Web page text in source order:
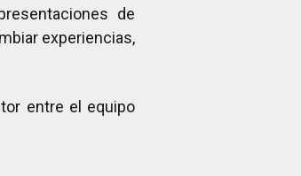
de
experiencias,
entre el equipo